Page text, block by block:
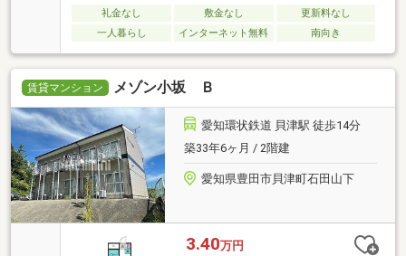
礼金なし 敷金なし
更新料なし
一人暮らし
インターネット無料 南向き
賃貸マンション メゾン小坂 Ｂ
愛知環状鉄道 貝津駅 徒歩14分
築33年6ヶ月 / 2階建
愛知県豊田市貝津町石田山下
3.40万円